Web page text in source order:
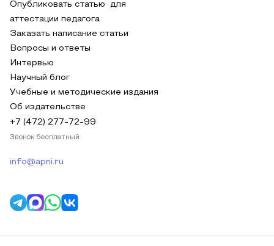
Опубликовать статью для
аттестации педагога
Заказать написание статьи
Вопросы и ответы
Интервью
Научный блог
Учебные и методические издания
Об издательстве
+7 (472) 277-72-99
Звонок бесплатный
info@apni.ru